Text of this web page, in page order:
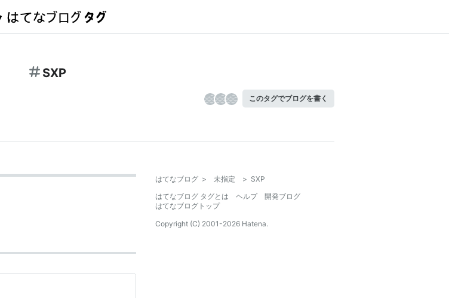
SXP
このタグでブログを書く
はてなブログ > 未指定 > SXP
はてなブログ タグとは
ヘルプ
開発ブログ
はてなブログトップ
Copyright (C) 2001-2026 Hatena.